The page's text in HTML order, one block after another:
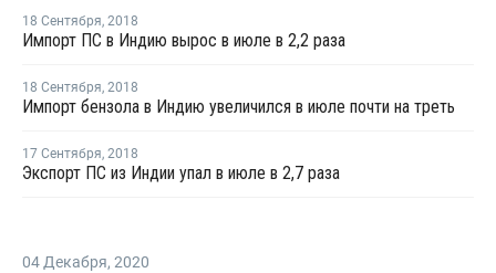
18 Сентября, 2018
Импорт ПС в Индию вырос в июле в 2,2 раза
18 Сентября, 2018
Импорт бензола в Индию увеличился в июле почти на треть
17 Сентября, 2018
Экспорт ПС из Индии упал в июле в 2,7 раза
04 Декабря, 2020